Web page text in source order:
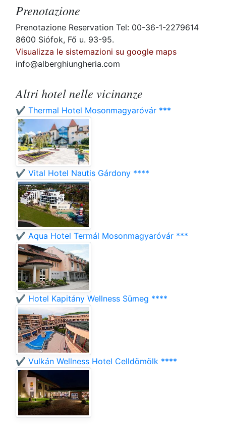
Prenotazione
Prenotazione Reservation Tel: 00-36-1-2279614
8600 Siófok, Fő u. 93-95.
Visualizza le sistemazioni su google maps
info@alberghiungheria.com
Altri hotel nelle vicinanze
✔️ Thermal Hotel Mosonmagyaróvár ***
✔️ Vital Hotel Nautis Gárdony ****
✔️ Aqua Hotel Termál Mosonmagyaróvár ***
✔️ Hotel Kapitány Wellness Sümeg ****
✔️ Vulkán Wellness Hotel Celldömölk ****